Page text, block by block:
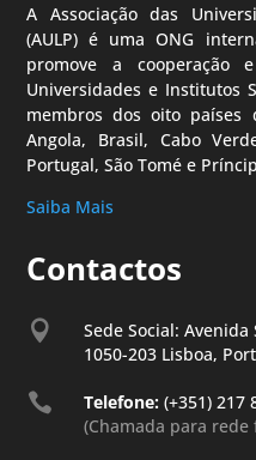
A Associação das
(AULP) é uma ONG
promove a cooperação
Universidades e Institutos
membros dos oito países
Angola, Brasil, Cabo
Portugal, São Tomé e
Saiba Mais
Contactos

Sede Social: Avenida
1050-203 Lisboa,
 Telefone: (+351) 217
(Chamada para rede